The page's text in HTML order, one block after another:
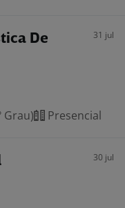
De
31 jul
Grau) Presencial
30 jul